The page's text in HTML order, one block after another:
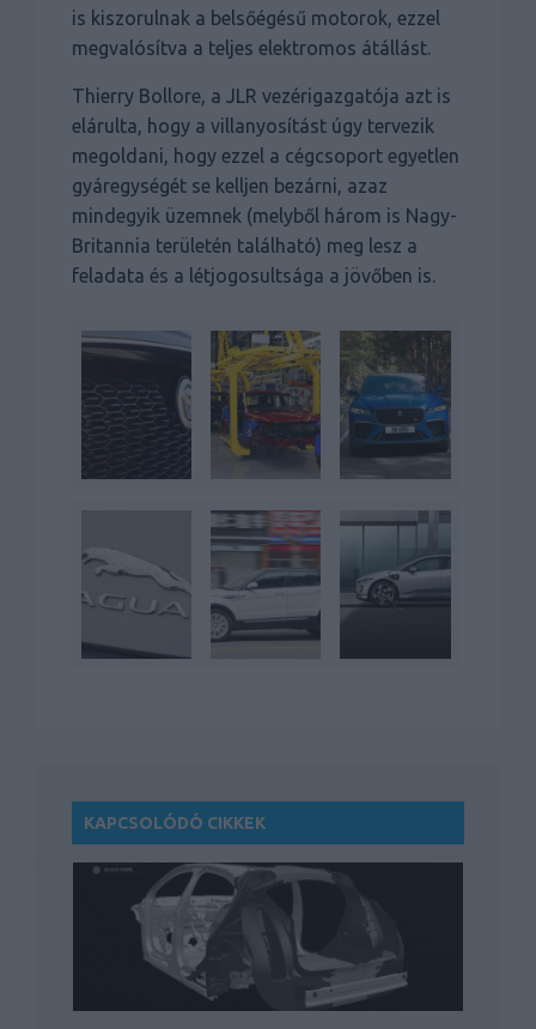
is kiszorulnak a belsőégésű motorok, ezzel
megvalósítva a teljes elektromos átállást.
Thierry Bollore, a JLR vezérigazgatója azt is
elárulta, hogy a villanyosítást úgy tervezik
megoldani, hogy ezzel a cégcsoport egyetlen
gyáregységét se kelljen bezárni, azaz
mindegyik üzemnek (melyből három is Nagy-
Britannia területén található) meg lesz a
feladata és a létjogosultsága a jövőben is.
KAPCSOLÓDÓ CIKKEK